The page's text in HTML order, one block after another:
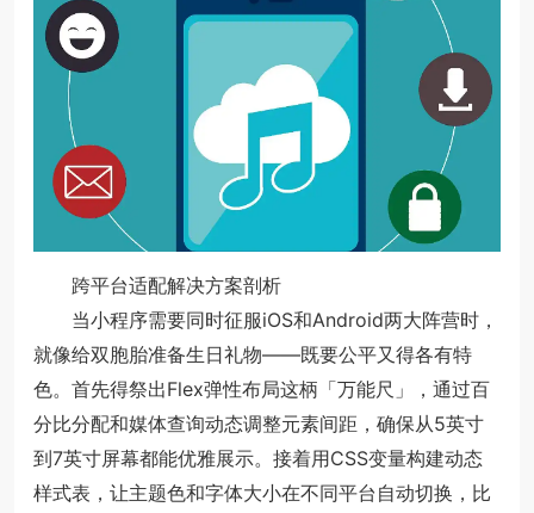
跨平台适配解决方案剖析
当小程序需要同时征服iOS和Android两大阵营时，
就像给双胞胎准备生日礼物——既要公平又得各有特
色。首先得祭出Flex弹性布局这柄「万能尺」，通过百
分比分配和媒体查询动态调整元素间距，确保从5英寸
到7英寸屏幕都能优雅展示。接着用CSS变量构建动态
样式表，让主题色和字体大小在不同平台自动切换，比